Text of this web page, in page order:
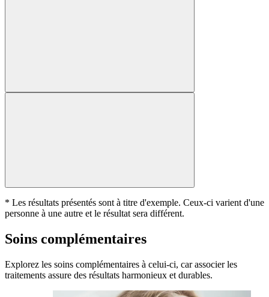
* Les résultats présentés sont à titre d'exemple. Ceux-ci varient d'une
personne à une autre et le résultat sera différent.
Soins complémentaires
Explorez les soins complémentaires à celui-ci, car associer les
traitements assure des résultats harmonieux et durables.